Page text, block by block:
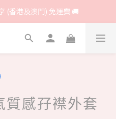
(香港及澳門) 免運費 🚚
感孖襟外套